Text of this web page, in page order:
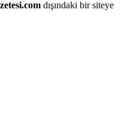
dışındaki bir siteye